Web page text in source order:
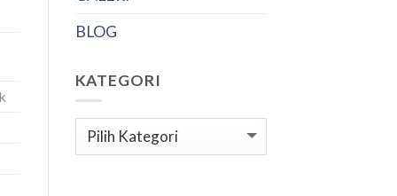
BLOG
KATEGORI
Kategori